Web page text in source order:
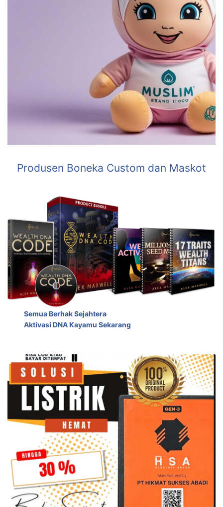
Produsen Boneka Custom dan Maskot
Semua Berhak Sejahtera
Aktivasi DNA Kayamu Sekarang